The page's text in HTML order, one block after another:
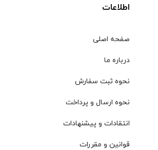
اطلاعات
صفحه اصلی
درباره ما
نحوه ثبت سفارش
نحوه ارسال و پرداخت
انتقادات و پیشنهادات
قوانین و مقررات